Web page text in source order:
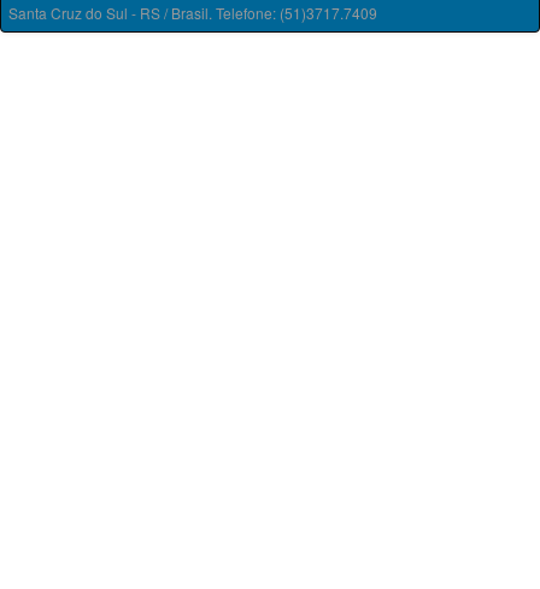
Santa Cruz do Sul - RS / Brasil. Telefone: (51)3717.7409